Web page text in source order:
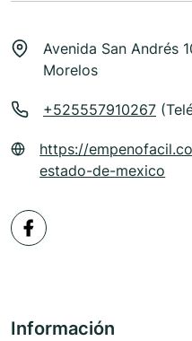
Avenida San Andrés
Morelos
+525557910267
https://
estado-de-mexico
Información